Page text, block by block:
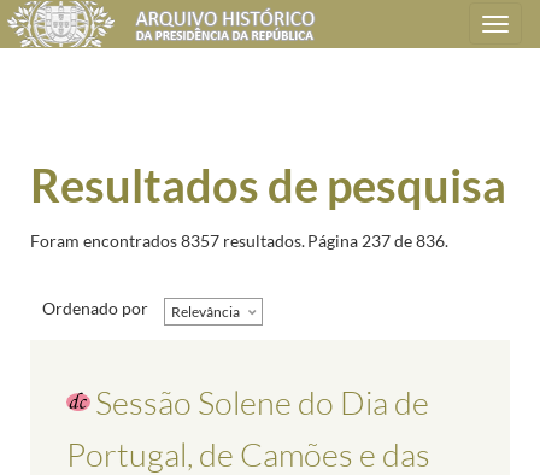
Toggle
navigation
Resultados de pesquisa
Foram encontrados 8357 resultados.Página 237 de 836.
Ordenado por Relevância
Sessão Solene do Dia de
Portugal, de Camões e das